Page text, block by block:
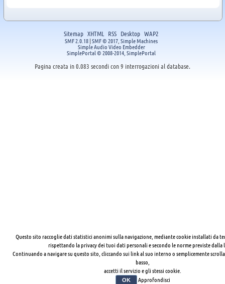
Sitemap XHTML RSS Desktop WAP2
SMF 2.0.18|SMF © 2017 Simple Machines
Simple Audio Video Embedder
SimplePortal © 2008-2014, SimplePortal
Pagina creata in 0.083 secondi con 9 interrogazioni al database.
Questo sito raccoglie dati statistici anonimi sulla navigazione, mediante cookie installati da
rispettando la privacy dei tuoi dati personali e secondo le norme previste dalla
Continuando a navigare su questo sito, cliccando sui link al suo interno o semplicemente
basso,
accetti il servizio e gli stessi cookie.
OK Approfondisci